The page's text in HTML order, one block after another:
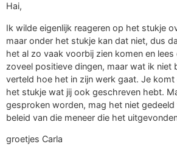
Hai,
Ik wilde eigenlijk reageren op het stukje
maar onder het stukje kan dat niet, dus
het al zo vaak voorbij zien komen en
zoveel positieve dingen, maar wat ik niet
verteld hoe het in zijn werk gaat. Je komt
het stukje wat jij ook geschreven hebt.
gesproken worden, mag het niet
beleid van die meneer die het
groetjes Carla